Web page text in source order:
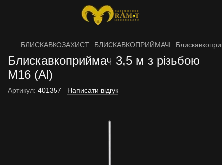
БЛИСКАВКОЗАХИСТ БЛИСКАВКОПРИЙМАЧІ
Блискавкоприймач 3,5 м з різьбою
М16 (Al)
Артикул: 401357 Написати відгук